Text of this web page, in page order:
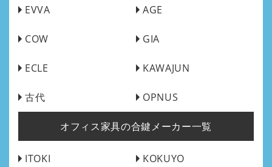
EVVA AGE
COW GIA
ECLE KAWAJUN
古代 OPNUS
オフィス家具の合鍵メーカー一覧
ITOKI KOKUYO